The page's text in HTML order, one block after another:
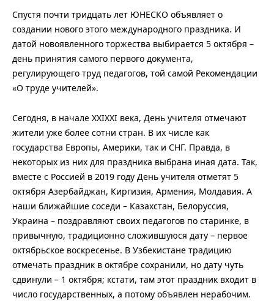
Спустя почти тридцать лет ЮНЕСКО объявляет о
создании нового этого международного праздника. И
датой новоявленного торжества выбирается 5 октября –
день принятия самого первого документа,
регулирующего труд педагогов, той самой Рекомендации
«О труде учителей».
Сегодня, в начале XXIXXI века, День учителя отмечают
жители уже более сотни стран. В их числе как
государства Европы, Америки, так и СНГ. Правда, в
некоторых из них для праздника выбрана иная дата. Так,
вместе с Россией в 2019 году День учителя отметят 5
октября Азербайджан, Киргизия, Армения, Молдавия. А
наши ближайшие соседи – Казахстан, Белоруссия,
Украина – поздравляют своих педагогов по старинке, в
привычную, традиционно сложившуюся дату – первое
октябрьское воскресенье. В Узбекистане традицию
отмечать праздник в октябре сохранили, но дату чуть
сдвинули – 1 октября; кстати, там этот праздник входит в
число государственных, а потому объявлен нерабочим.